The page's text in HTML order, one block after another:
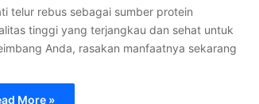
telur rebus sebagai sumber protein
tinggi yang terjangkau dan sehat untuk
Anda, rasakan manfaatnya sekarang
More »